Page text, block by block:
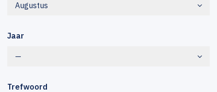
Augustus
Jaar
—
Trefwoord